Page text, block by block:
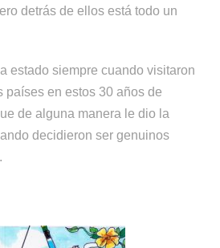
detrás de ellos está todo un
estado siempre cuando visitaron
países en estos 30 años de
de alguna manera le dio la
decidieron ser genuinos